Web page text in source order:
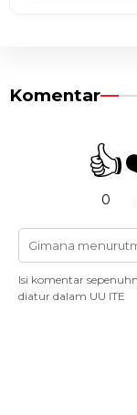
Komentar
👍
0
Isi komentar
diatur dalam UU ITE